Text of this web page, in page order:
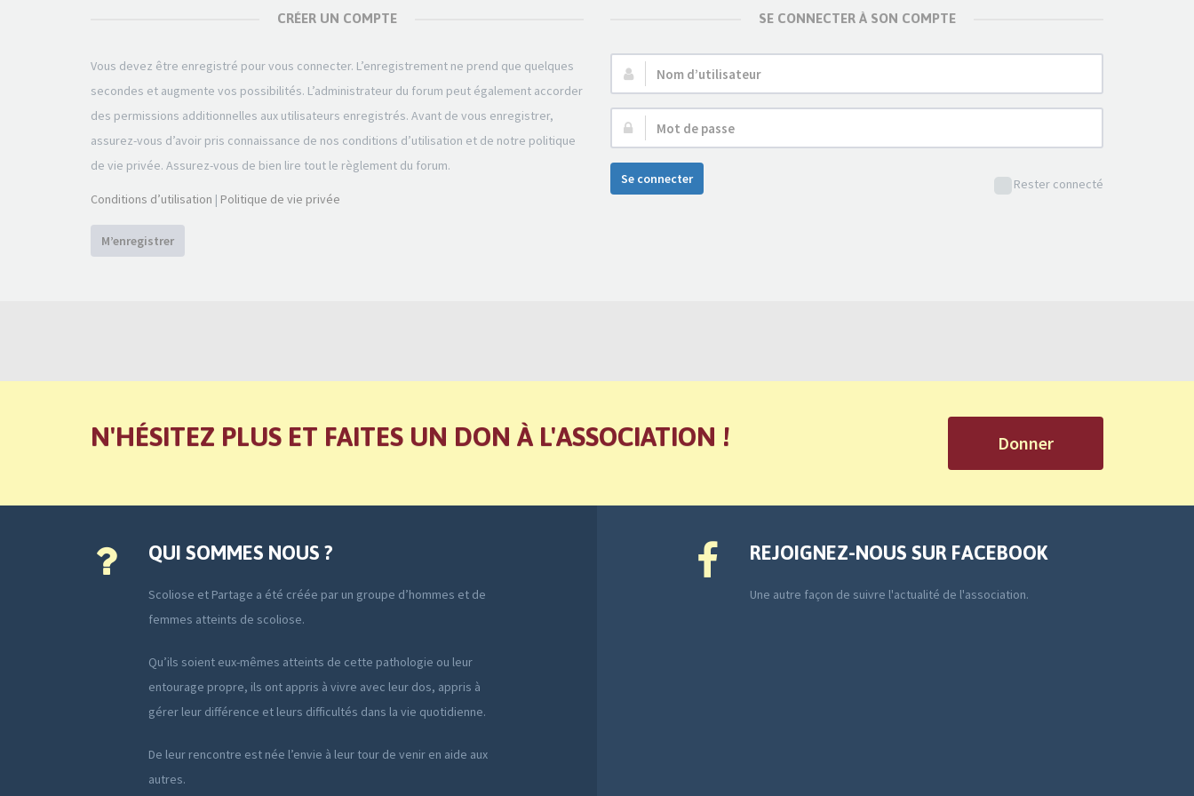
CRÉER UN COMPTE
Vous devez être enregistré pour vous connecter. L’enregistrement ne prend que quelques
secondes et augmente vos possibilités. L’administrateur du forum peut également accorder
des permissions additionnelles aux utilisateurs enregistrés. Avant de vous enregistrer,
assurez-vous d’avoir pris connaissance de nos conditions d’utilisation et de notre politique
de vie privée. Assurez-vous de bien lire tout le règlement du forum.
Conditions d’utilisation | Politique de vie privée
M’enregistrer
SE CONNECTER À SON COMPTE
Nom
d’utilisateur :
Mot
de
passe :
Rester connecté
Se connecter
N'HÉSITEZ PLUS ET FAITES UN DON À L'ASSOCIATION ! Donner
QUI SOMMES NOUS ?
Scoliose et Partage a été créée par un groupe d’hommes et de
femmes atteints de scoliose.
Qu’ils soient eux-mêmes atteints de cette pathologie ou leur
entourage propre, ils ont appris à vivre avec leur dos, appris à
gérer leur différence et leurs difficultés dans la vie quotidienne.
De leur rencontre est née l’envie à leur tour de venir en aide aux
autres.
REJOIGNEZ-NOUS SUR FACEBOOK
Une autre façon de suivre l'actualité de l'association.